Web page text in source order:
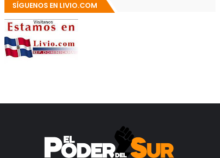
SÍGUENOS EN LIVIO.COM